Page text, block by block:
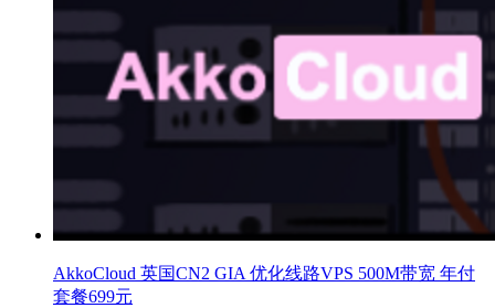
AkkoCloud 英国CN2 GIA 优化线路VPS 500M带宽 年付
套餐699元